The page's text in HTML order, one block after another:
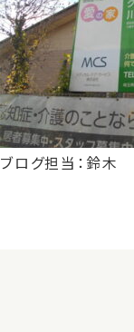
ブログ担当：鈴木